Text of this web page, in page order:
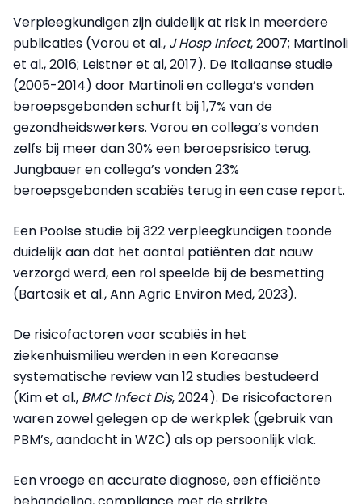
Verpleegkundigen zijn duidelijk at risk in meerdere
publicaties (Vorou et al., J Hosp Infect, 2007; Martinoli
et al., 2016; Leistner et al, 2017). De Italiaanse studie
(2005-2014) door Martinoli en collega’s vonden
beroepsgebonden schurft bij 1,7% van de
gezondheidswerkers. Vorou en collega’s vonden
zelfs bij meer dan 30% een beroepsrisico terug.
Jungbauer en collega’s vonden 23%
beroepsgebonden scabiës terug in een case report.
Een Poolse studie bij 322 verpleegkundigen toonde
duidelijk aan dat het aantal patiënten dat nauw
verzorgd werd, een rol speelde bij de besmetting
(Bartosik et al., Ann Agric Environ Med, 2023).
De risicofactoren voor scabiës in het
ziekenhuismilieu werden in een Koreaanse
systematische review van 12 studies bestudeerd
(Kim et al., BMC Infect Dis, 2024). De risicofactoren
waren zowel gelegen op de werkplek (gebruik van
PBM’s, aandacht in WZC) als op persoonlijk vlak.
Een vroege en accurate diagnose, een efficiënte